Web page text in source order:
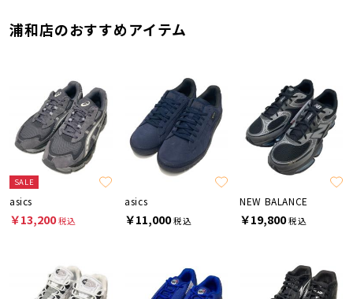
浦和店のおすすめアイテム
SALE
asics
￥13,200税込
asics
￥11,000税込
NEW BALANCE
￥19,800税込